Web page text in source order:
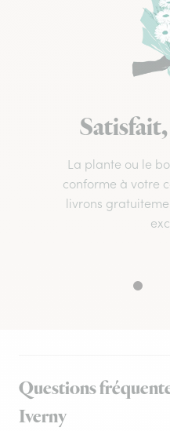
La plante ou le
conforme à votre
livrons
Questions
Iverny